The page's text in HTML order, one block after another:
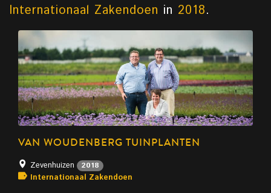
Internationaal Zakendoen in 2018.
VAN WOUDENBERG TUINPLANTEN
Zevenhuizen 2018
Internationaal Zakendoen